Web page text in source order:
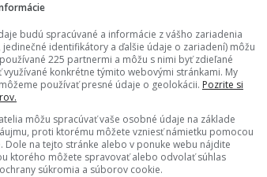
3,99€
budú spracúvané a informácie z vášho zariadenia
identifikátory a ďalšie údaje o zariadení) môžu
225 partnermi a môžu s nimi byť zdieľané
konkrétne týmito webovými stránkami. My
používať presné údaje o geolokácii. Pozrite si
môžu spracúvať vaše osobné údaje na základe
proti ktorému môžete vzniesť námietku pomocou
Dole na tejto stránke alebo v ponuke webu nájdite
ktorého môžete spravovať alebo odvolať súhlas
súkromia a súborov cookie.